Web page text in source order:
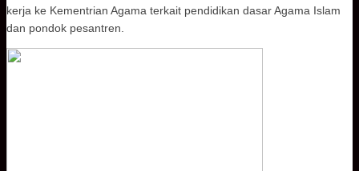
kerja ke Kementrian Agama terkait pendidikan dasar Agama Islam
dan pondok pesantren.